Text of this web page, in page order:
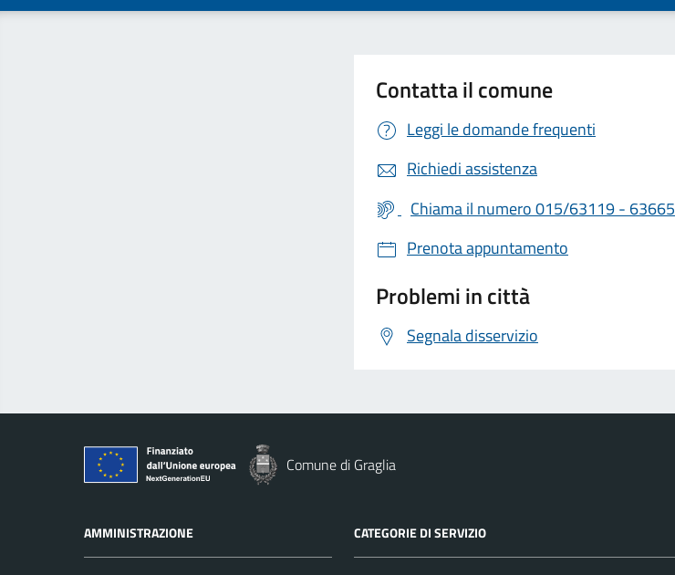
Contatta il comune
Leggi le domande frequenti
Richiedi assistenza
Chiama il numero 015/63119 - 63665
Prenota appuntamento
Problemi in città
Segnala disservizio
Comune di Graglia
AMMINISTRAZIONE CATEGORIE DI SERVIZIO